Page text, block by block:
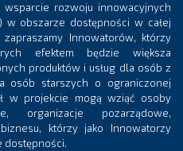
wsparcie rozwoju innowacyjnych
w obszarze dostępności w całej
Innowatorów, którzy
efektem będzie większa
produktów i usług dla osób z
osób starszych o ograniczonej
w projekcie mogą wziąć osoby
organizacje pozarządowe,
którzy jako Innowatorzy
dostępności.